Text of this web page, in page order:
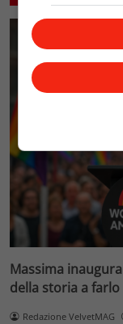
Massima
della storia a farlo
Redazione VelvetMAG